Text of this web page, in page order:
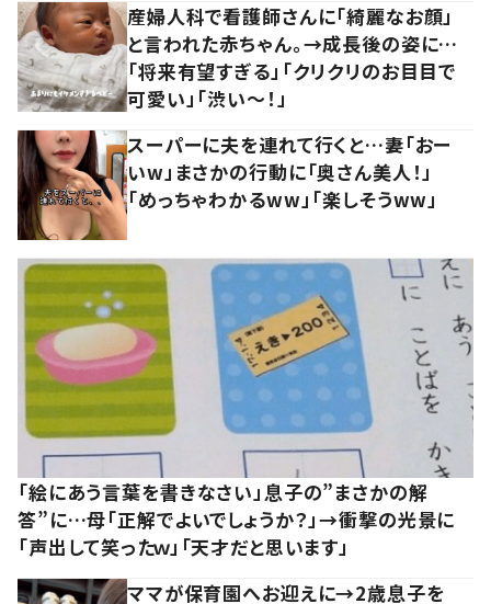
産婦人科で看護師さんに「綺麗なお顔」
と言われた赤ちゃん。→成長後の姿に…
「将来有望すぎる」「クリクリのお目目で
可愛い」「渋い～！」
スーパーに夫を連れて行くと…妻「おー
いw」まさかの行動に「奥さん美人！」
「めっちゃわかるww」「楽しそうww」
「絵にあう言葉を書きなさい」息子の”まさかの解
答”に…母「正解でよいでしょうか？」→衝撃の光景に
「声出して笑ったｗ」「天才だと思います」
ママが保育園へお迎えに→2歳息子を